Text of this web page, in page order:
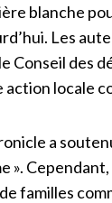
blanche
Les
Conseil des
action locale
a
».
familles